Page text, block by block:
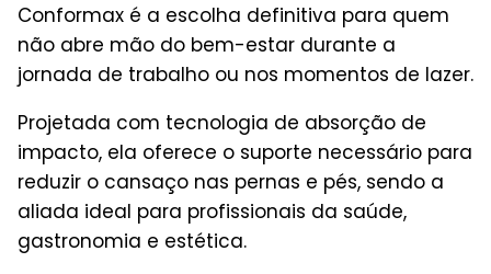
Conformax é a escolha definitiva para quem
não abre mão do bem-estar durante a
jornada de trabalho ou nos momentos de lazer.
Projetada com tecnologia de absorção de
impacto, ela oferece o suporte necessário para
reduzir o cansaço nas pernas e pés, sendo a
aliada ideal para profissionais da saúde,
gastronomia e estética.